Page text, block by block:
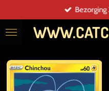
direct
naar